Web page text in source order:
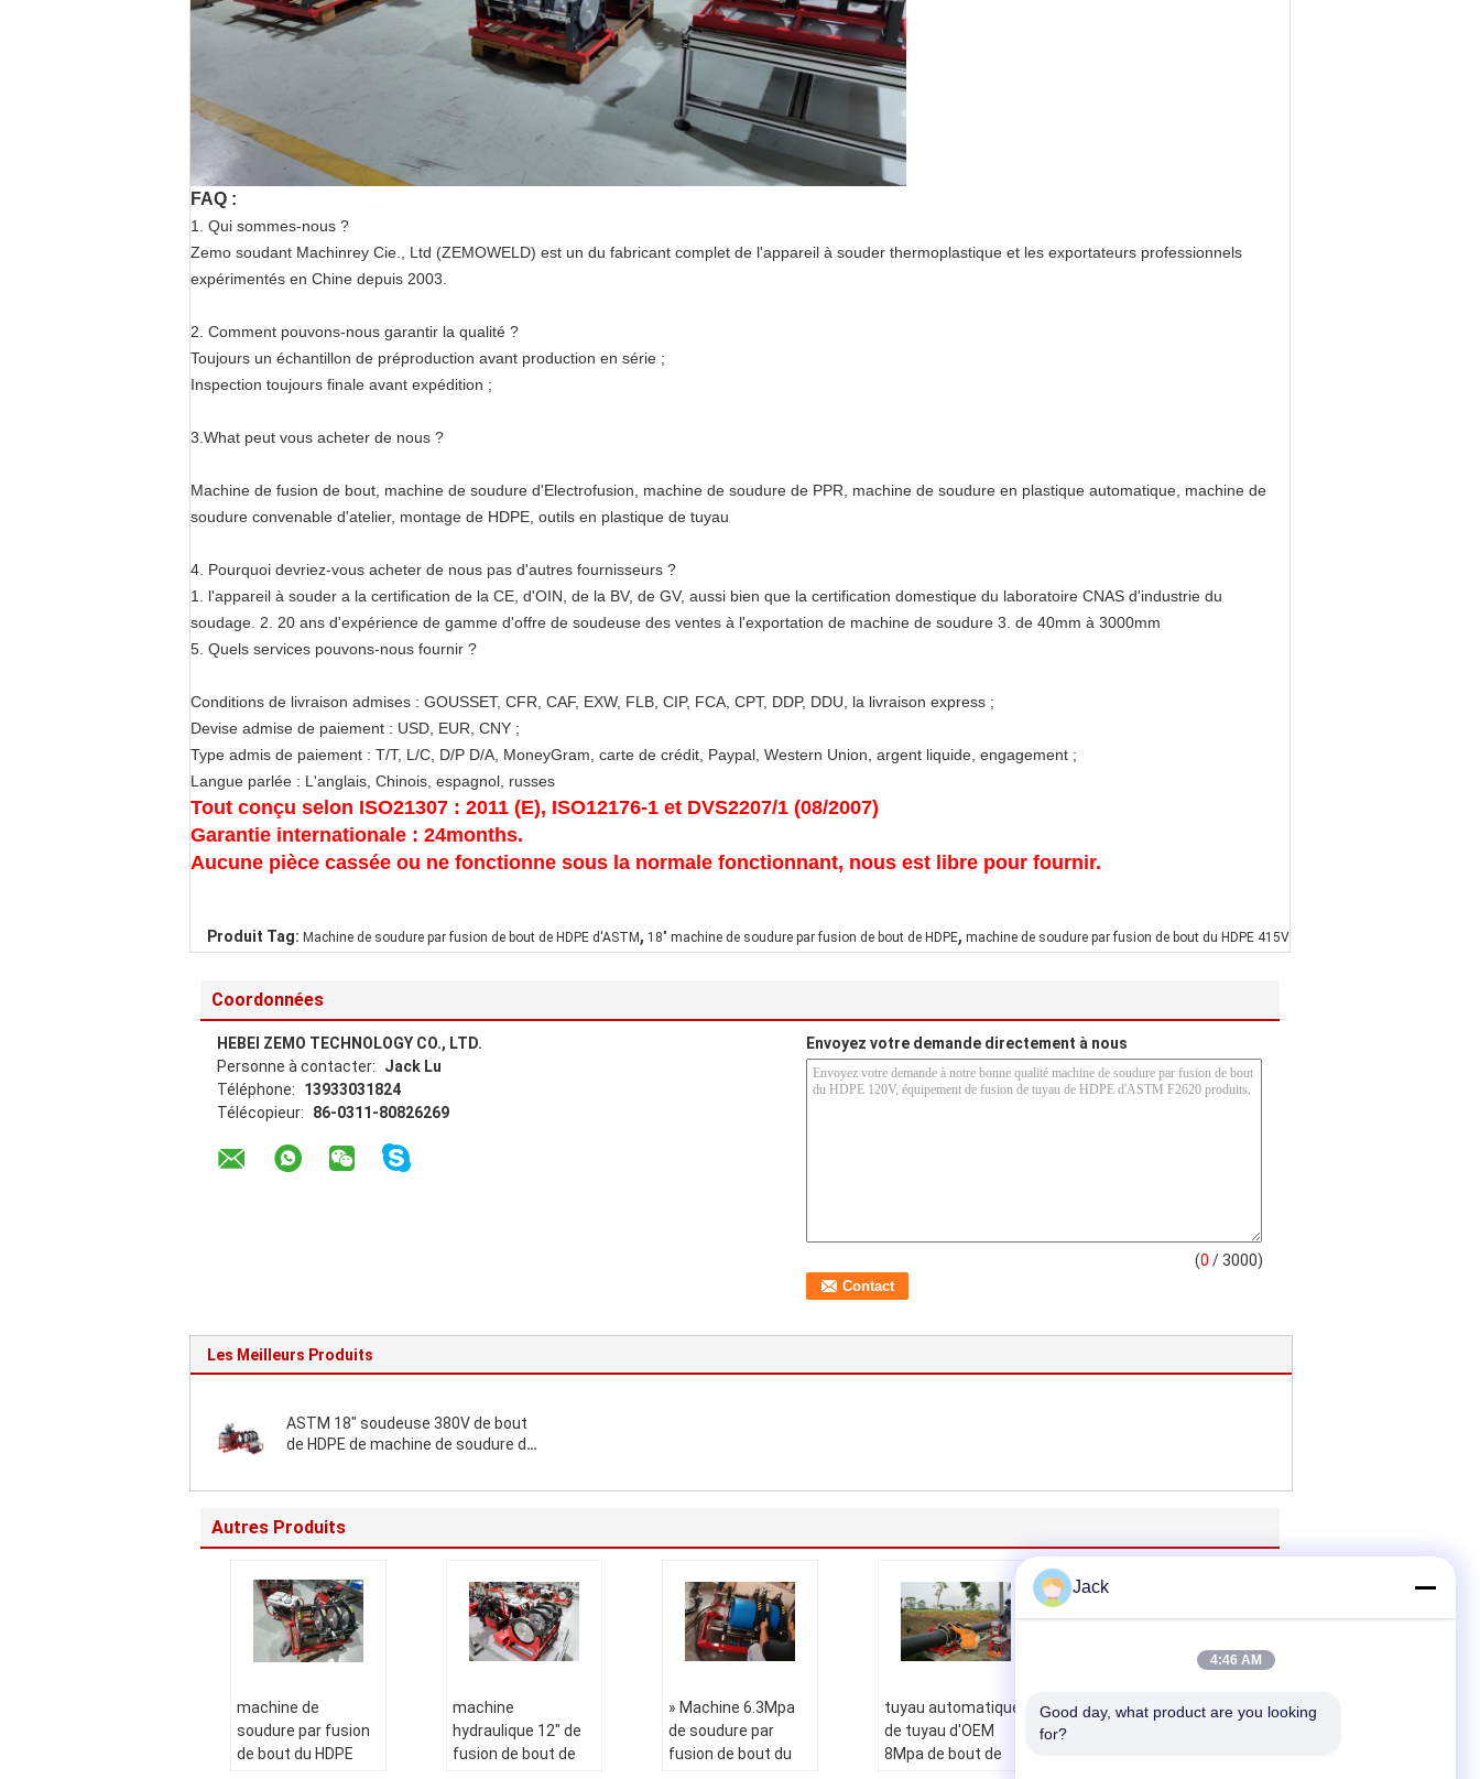
FAQ :
1. Qui sommes-nous ?
Zemo soudant Machinrey Cie., Ltd (ZEMOWELD) est un du fabricant complet de l'appareil à souder thermoplastique et les exportateurs professionnels
expérimentés en Chine depuis 2003.
2. Comment pouvons-nous garantir la qualité ?
Toujours un échantillon de préproduction avant production en série ;
Inspection toujours finale avant expédition ;
3.What peut vous acheter de nous ?
Machine de fusion de bout, machine de soudure d'Electrofusion, machine de soudure de PPR, machine de soudure en plastique automatique, machine de
soudure convenable d'atelier, montage de HDPE, outils en plastique de tuyau
4. Pourquoi devriez-vous acheter de nous pas d'autres fournisseurs ?
1. l'appareil à souder a la certification de la CE, d'OIN, de la BV, de GV, aussi bien que la certification domestique du laboratoire CNAS d'industrie du
soudage. 2. 20 ans d'expérience de gamme d'offre de soudeuse des ventes à l'exportation de machine de soudure 3. de 40mm à 3000mm
5. Quels services pouvons-nous fournir ?
Conditions de livraison admises : GOUSSET, CFR, CAF, EXW, FLB, CIP, FCA, CPT, DDP, DDU, la livraison express ;
Devise admise de paiement : USD, EUR, CNY ;
Type admis de paiement : T/T, L/C, D/P D/A, MoneyGram, carte de crédit, Paypal, Western Union, argent liquide, engagement ;
Langue parlée : L'anglais, Chinois, espagnol, russes
Tout conçu selon ISO21307 : 2011 (E), ISO12176-1 et DVS2207/1 (08/2007)
Garantie internationale : 24months.
Aucune pièce cassée ou ne fonctionne sous la normale fonctionnant, nous est libre pour fournir.
Produit Tag: Machine de soudure par fusion de bout de HDPE d'ASTM , 18" machine de soudure par fusion de bout de HDPE, machine de soudure par fusion de bout du HDPE 415V
Coordonnées
HEBEI ZEMO TECHNOLOGY CO., LTD.
Personne à contacter:
Jack Lu
Téléphone:
13933031824
Télécopieur:
86-0311-80826269
Envoyez votre demande directement à nous
(0 / 3000)
Les Meilleurs Produits
ASTM 18" soudeuse 380V de bout
de HDPE de machine de soudure de
Autres Produits
machine de
soudure par fusion
de bout du HDPE
machine
hydraulique 12" de
fusion de bout de
» Machine 6.3Mpa
de soudure par
fusion de bout du
tuyau automatique
de tuyau d'OEM
8Mpa de bout de
Machine de soudure
Jack
4:46 AM
Good day, what product are you looking
for?